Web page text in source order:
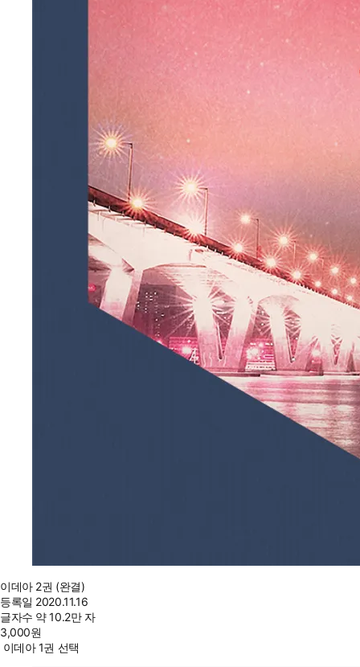
이데아 2권 (완결)
등록일 2020.11.16
글자수 약 10.2만 자
3,000원
이데아 1권 선택